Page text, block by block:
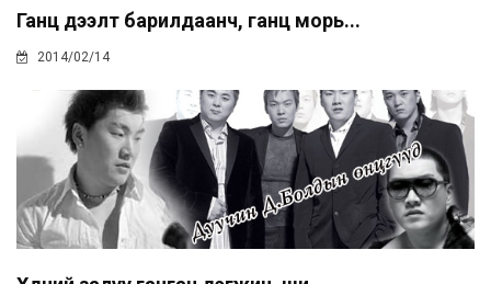
Ганц дээлт барилдаанч, ганц морь...
2014/02/14